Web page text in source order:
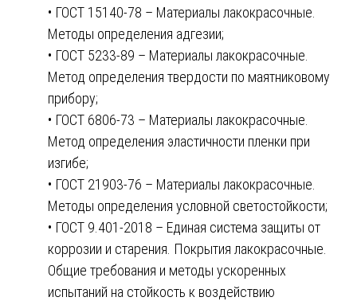
• ГОСТ 15140-78 – Материалы лакокрасочные.
Методы определения адгезии;
• ГОСТ 5233-89 – Материалы лакокрасочные.
Метод определения твердости по маятниковому
прибору;
• ГОСТ 6806-73 – Материалы лакокрасочные.
Метод определения эластичности пленки при
изгибе;
• ГОСТ 21903-76 – Материалы лакокрасочные.
Методы определения условной светостойкости;
• ГОСТ 9.401-2018 – Единая система защиты от
коррозии и старения. Покрытия лакокрасочные.
Общие требования и методы ускоренных
испытаний на стойкость к воздействию